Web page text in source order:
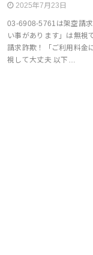
2025年7月23日
03-6908-5761は架空請
い事があります」は無視
請求詐欺！「ご利用料金
視して大丈夫 以下…